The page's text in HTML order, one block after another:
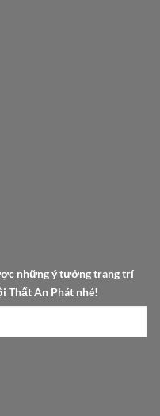
những ý tưởng trang trí
Thất An Phát nhé!